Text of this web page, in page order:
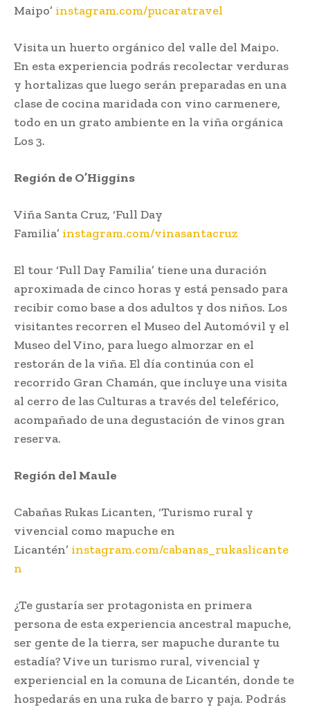
Maipo’ instagram.com/pucaratravel
Visita un huerto orgánico del valle del Maipo.
En esta experiencia podrás recolectar verduras
y hortalizas que luego serán preparadas en una
clase de cocina maridada con vino carmenere,
todo en un grato ambiente en la viña orgánica
Los 3.
Región de O’Higgins
Viña Santa Cruz, ‘Full Day
Familia’ instagram.com/vinasantacruz
El tour ‘Full Day Familia’ tiene una duración
aproximada de cinco horas y está pensado para
recibir como base a dos adultos y dos niños. Los
visitantes recorren el Museo del Automóvil y el
Museo del Vino, para luego almorzar en el
restorán de la viña. El día continúa con el
recorrido Gran Chamán, que incluye una visita
al cerro de las Culturas a través del teleférico,
acompañado de una degustación de vinos gran
reserva.
Región del Maule
Cabañas Rukas Licanten, ‘Turismo rural y
vivencial como mapuche en
Licantén’ instagram.com/cabanas_rukaslicante
n
¿Te gustaría ser protagonista en primera
persona de esta experiencia ancestral mapuche,
ser gente de la tierra, ser mapuche durante tu
estadía? Vive un turismo rural, vivencial y
experiencial en la comuna de Licantén, donde te
hospedarás en una ruka de barro y paja. Podrás